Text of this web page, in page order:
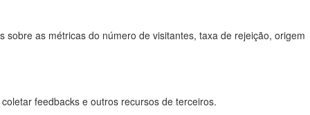
as métricas do número de visitantes, taxa de rejeição, origem
feedbacks e outros recursos de terceiros.